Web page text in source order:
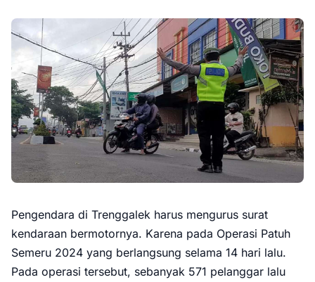
Pengendara di Trenggalek harus mengurus surat
kendaraan bermotornya. Karena pada Operasi Patuh
Semeru 2024 yang berlangsung selama 14 hari lalu.
Pada operasi tersebut, sebanyak 571 pelanggar lalu